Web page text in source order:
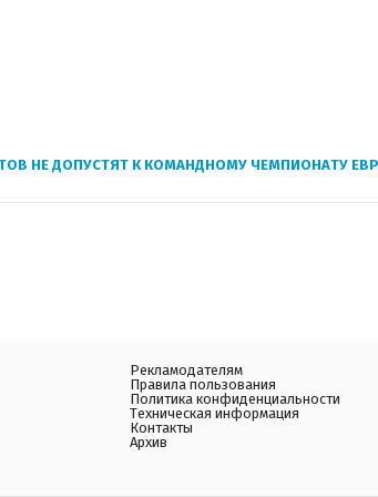
НЕ ДОПУСТЯТ К КОМАНДНОМУ ЧЕМПИОНАТУ
Рекламодателям
Правила пользования
Политика конфиденциальности
Техническая информация
Контакты
Архив